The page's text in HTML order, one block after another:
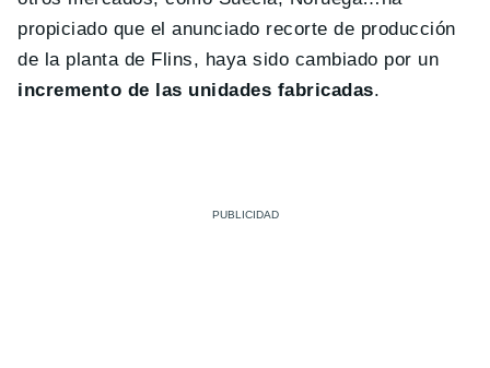
propiciado que el anunciado recorte de producción
de la planta de Flins, haya sido cambiado por un
incremento de las unidades fabricadas.